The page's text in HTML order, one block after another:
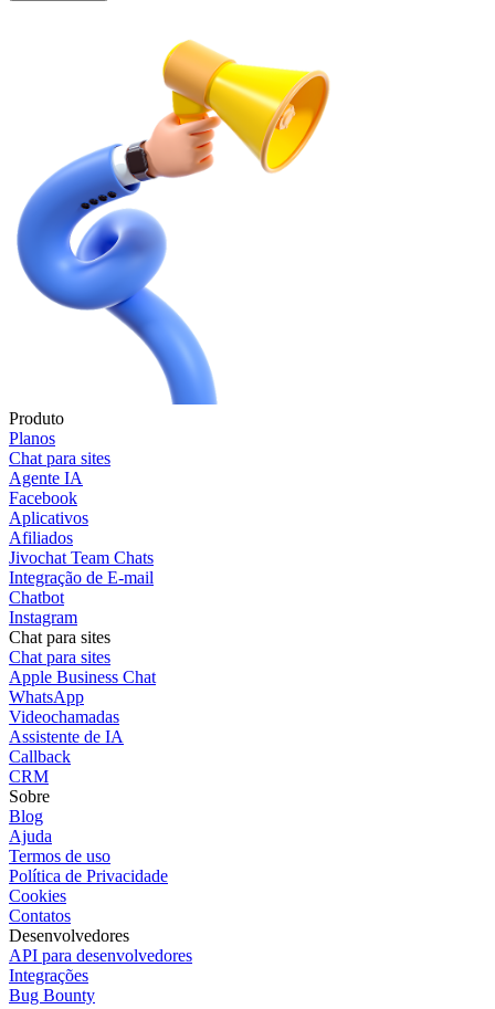
Produto
Planos
Chat para sites
Agente IA
Facebook
Aplicativos
Afiliados
Jivochat Team Chats
Integração de E-mail
Chatbot
Instagram
Chat para sites
Chat para sites
Apple Business Chat
WhatsApp
Videochamadas
Assistente de IA
Callback
CRM
Sobre
Blog
Ajuda
Termos de uso
Política de Privacidade
Cookies
Contatos
Desenvolvedores
API para desenvolvedores
Integrações
Bug Bounty